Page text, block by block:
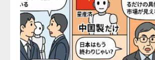
1
AIスキル可視化指
ライズ）」の全社
2026/08/10/16:53:47